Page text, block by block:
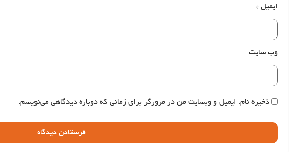
ایمیل *
وب‌ سایت
ذخیره نام، ایمیل و وبسایت من در مرورگر برای زمانی که دوباره دیدگاهی می‌نویسم.